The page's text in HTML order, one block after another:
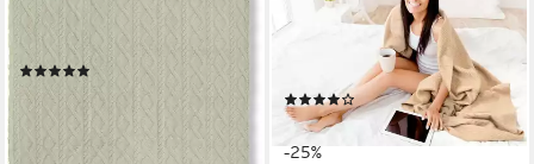
Kuscheldecke, Wohndecke,
Teddy, Jacquard, in 2 Größen
(3)
ab 20,86 € UVP 24,95 €
-16%
lieferbar - in 6-8 Werktagen bei dir
Gesteppte Sofadecke,
Wohndecke, Tagesdecke,
Bettüberwurf, Kuscheldecke
(13)
ab 20,99 € 27,99 €
-25%